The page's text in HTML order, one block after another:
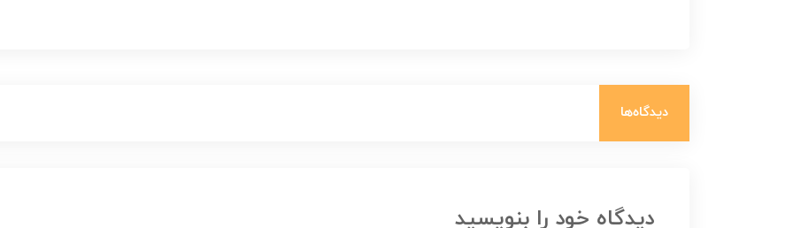
دیدگاه‌ها
دیدگاه خود را بنویسید